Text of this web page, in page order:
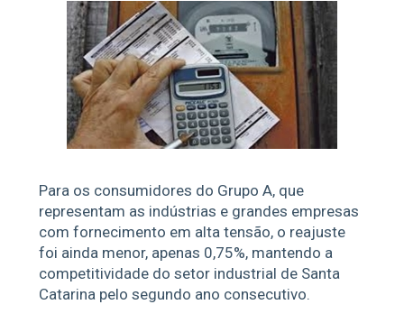
Para os consumidores do Grupo A, que
representam as indústrias e grandes empresas
com fornecimento em alta tensão, o reajuste
foi ainda menor, apenas 0,75%, mantendo a
competitividade do setor industrial de Santa
Catarina pelo segundo ano consecutivo.